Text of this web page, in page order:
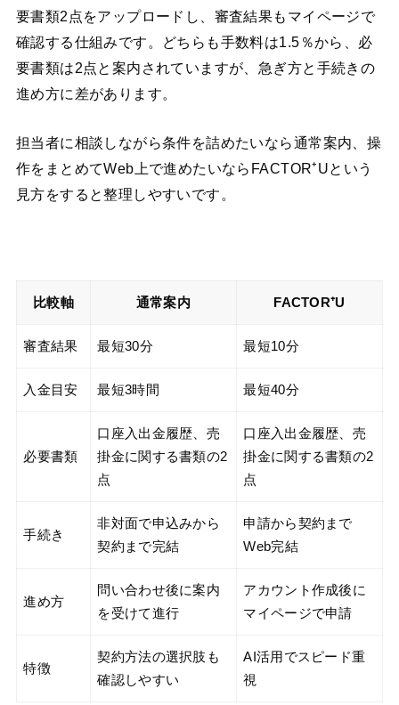
要書類2点をアップロードし、審査結果もマイページで
確認する仕組みです。どちらも手数料は1.5％から、必
要書類は2点と案内されていますが、急ぎ方と手続きの
進め方に差があります。
担当者に相談しながら条件を詰めたいなら通常案内、操
作をまとめてWeb上で進めたいならFACTOR⁺Uという
見方をすると整理しやすいです。
比較軸 通常案内 FACTOR⁺U
審査結果 最短30分 最短10分
入金目安 最短3時間 最短40分
必要書類
口座入出金履歴、売
掛金に関する書類の2
点
口座入出金履歴、売
掛金に関する書類の2
点
手続き
非対面で申込みから
契約まで完結
申請から契約まで
Web完結
進め方
問い合わせ後に案内
を受けて進行
アカウント作成後に
マイページで申請
特徴
契約方法の選択肢も
確認しやすい
AI活用でスピード重
視